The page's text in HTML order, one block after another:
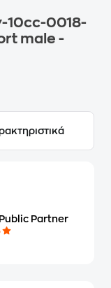
10cc-0018-
male -
Public Partner